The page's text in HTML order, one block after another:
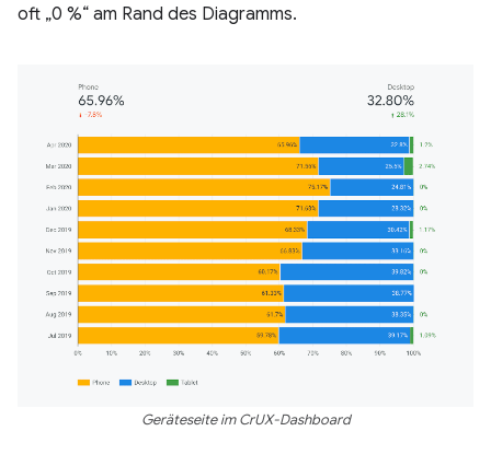
oft „0 %“ am Rand des Diagramms.
Geräteseite im CrUX-Dashboard